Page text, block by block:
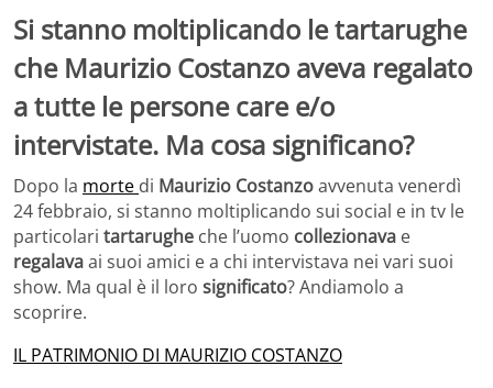
Si stanno moltiplicando le tartarughe
che Maurizio Costanzo aveva regalato
a tutte le persone care e/o
intervistate. Ma cosa significano?
Dopo la morte di Maurizio Costanzoavvenuta venerdì
24 febbraio, si stanno moltiplicando sui social e in tv le
particolari tartarughe che l’uomo collezionava e
regalavaai suoi amici e a chi intervistava nei vari suoi
show. Ma qual è il loro significato? Andiamolo a
scoprire.
IL PATRIMONIO DI MAURIZIO COSTANZO